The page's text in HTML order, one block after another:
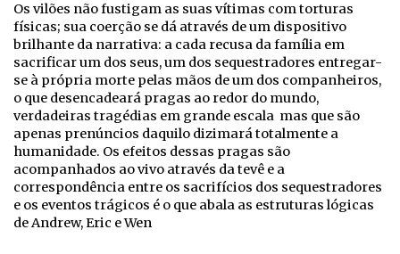
Os vilões não fustigam as suas vítimas com torturas
físicas; sua coerção se dá através de um dispositivo
brilhante da narrativa: a cada recusa da família em
sacrificar um dos seus, um dos sequestradores entregar-
se à própria morte pelas mãos de um dos companheiros,
o que desencadeará pragas ao redor do mundo,
verdadeiras tragédias em grande escala mas que são
apenas prenúncios daquilo dizimará totalmente a
humanidade. Os efeitos dessas pragas são
acompanhados ao vivo através da tevê e a
correspondência entre os sacrifícios dos sequestradores
e os eventos trágicos é o que abala as estruturas lógicas
de Andrew, Eric e Wen